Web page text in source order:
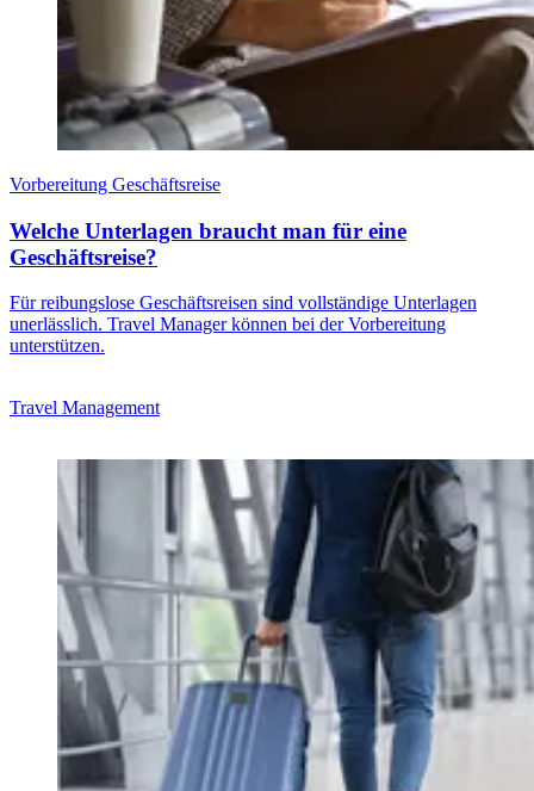
Vorbereitung Geschäftsreise
Welche Unterlagen braucht man für eine
Geschäftsreise?
Für reibungslose Geschäftsreisen sind vollständige Unterlagen
unerlässlich. Travel Manager können bei der Vorbereitung
unterstützen.
Travel Management